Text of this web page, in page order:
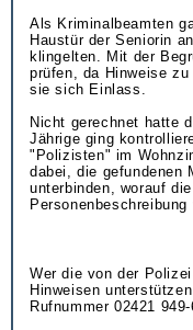
Als Kriminalbeamten
Haustür der Seniorin
klingelten. Mit der
prüfen, da Hinweise
sie sich Einlass.
Nicht gerechnet hatte
Jährige ging
"Polizisten" im
dabei, die gefundenen
unterbinden, worauf
Wer die von der
Hinweisen
Rufnummer 02421